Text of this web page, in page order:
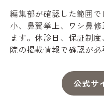
編集部が確認した範囲
小、鼻翼挙上、ワシ鼻
ます。休診日、保証制
院の掲載情報で確認が必
公式サ